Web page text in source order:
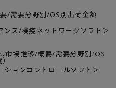
/需要分野別/OS別出荷金額
ンス/検疫ネットワークソフト＞
市場推移/概要/需要分野別/OS
ションコントロールソフト＞